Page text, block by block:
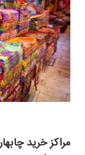
مراکز خرید